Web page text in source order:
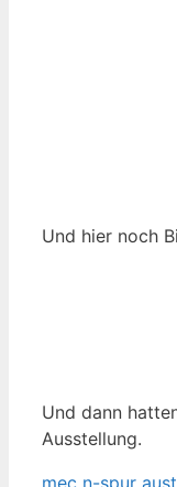
Und hier noch
Und dann
Ausstellung.
mec n-spur